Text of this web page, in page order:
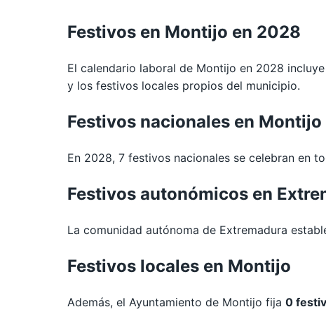
Festivos en Montijo en 2028
El calendario laboral de Montijo en 2028
y los festivos locales propios del municipio.
Festivos nacionales en
En 2028, 7 festivos nacionales se celebran en
Festivos autonómicos en
La comunidad autónoma de Extremadura
Festivos locales en Montijo
Además, el Ayuntamiento de Montijo fija 0